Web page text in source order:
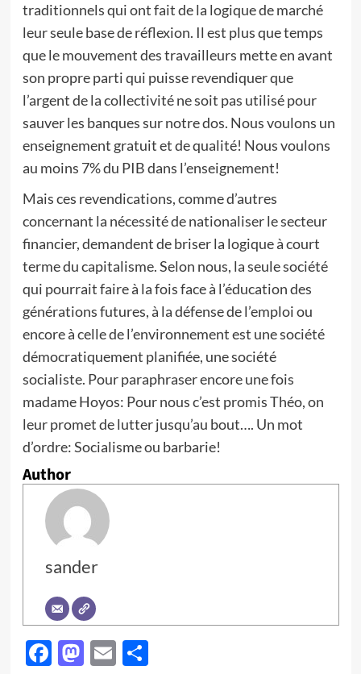
traditionnels qui ont fait de la logique de marché
leur seule base de réflexion. Il est plus que temps
que le mouvement des travailleurs mette en avant
son propre parti qui puisse revendiquer que
l’argent de la collectivité ne soit pas utilisé pour
sauver les banques sur notre dos. Nous voulons un
enseignement gratuit et de qualité! Nous voulons
au moins 7% du PIB dans l’enseignement!
Mais ces revendications, comme d’autres
concernant la nécessité de nationaliser le secteur
financier, demandent de briser la logique à court
terme du capitalisme. Selon nous, la seule société
qui pourrait faire à la fois face à l’éducation des
générations futures, à la défense de l’emploi ou
encore à celle de l’environnement est une société
démocratiquement planifiée, une société
socialiste. Pour paraphraser encore une fois
madame Hoyos: Pour nous c’est promis Théo, on
leur promet de lutter jusqu’au bout…. Un mot
d’ordre: Socialisme ou barbarie!
Author
sander
Facebook
Mastodon
EmailPartager